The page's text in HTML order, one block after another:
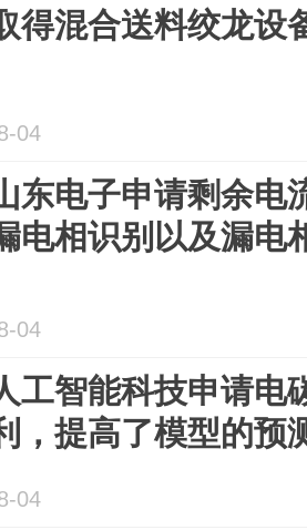
得混合送料绞龙设
04
东电子申请剩余电
电相识别以及漏电
04
工智能科技申请电
，提高了模型的预
04